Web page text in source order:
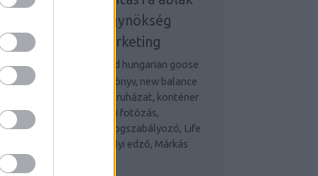
marketing ügynökség
online marketing
Desigual and hungarian goose
osb lap, önbizalom könyv, new balance
repohár rendelés, munkaruházat, konténer
és fa ablak Esküvői fotózás,
tanácsadás, Fogszabályozó, Life
Money, Legjobb személyi edző, Márkás
óra,